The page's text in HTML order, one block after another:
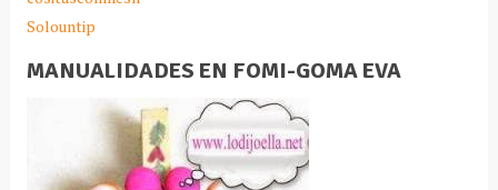
Solountip
MANUALIDADES EN FOMI-GOMA EVA